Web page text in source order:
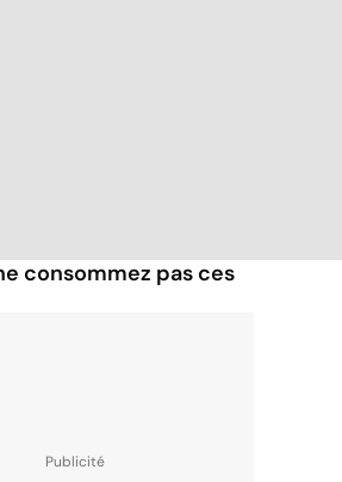
consommez pas ces